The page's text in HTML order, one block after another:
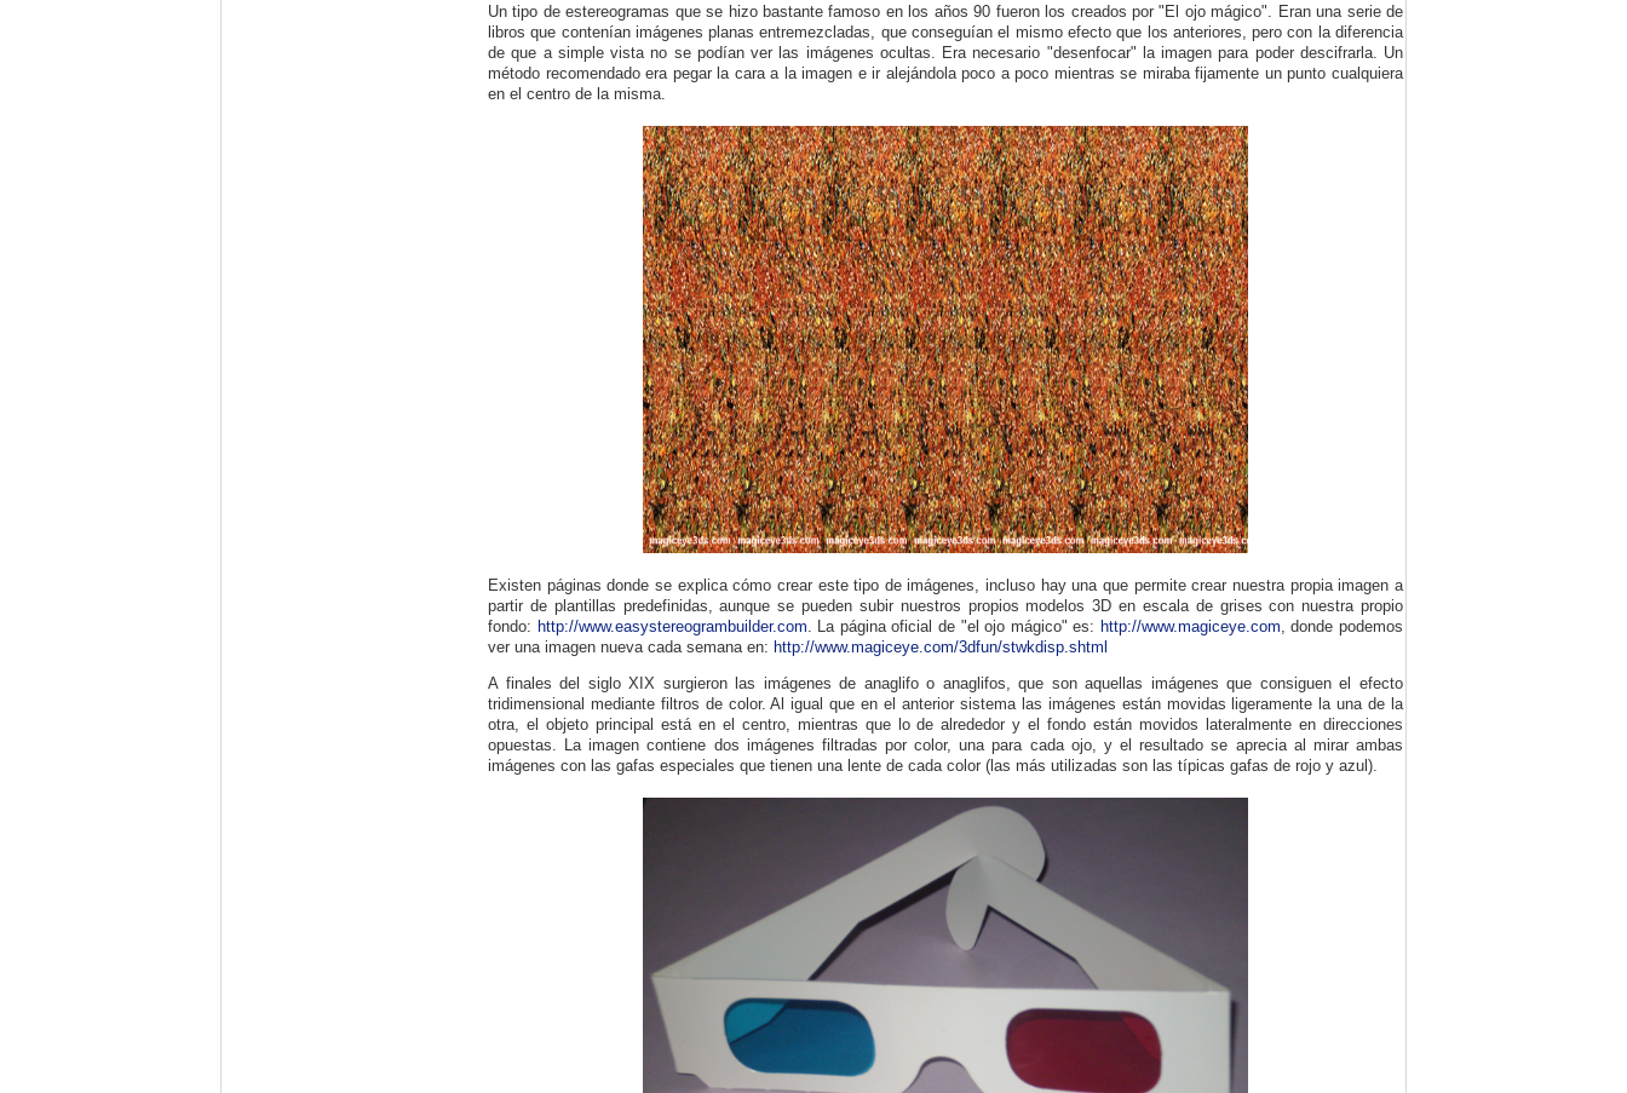
Un tipo de estereogramas que se hizo bastante famoso en los años 90 fueron los creados por "El ojo mágico". Eran una serie de
libros que contenían imágenes planas entremezcladas, que conseguían el mismo efecto que los anteriores, pero con la diferencia
de que a simple vista no se podían ver las imágenes ocultas. Era necesario "desenfocar" la imagen para poder descifrarla. Un
método recomendado era pegar la cara a la imagen e ir alejándola poco a poco mientras se miraba fijamente un punto cualquiera
en el centro de la misma.
Existen páginas donde se explica cómo crear este tipo de imágenes, incluso hay una que permite crear nuestra propia imagen a
partir de plantillas predefinidas, aunque se pueden subir nuestros propios modelos 3D en escala de grises con nuestra propio
fondo: http://www.easystereogrambuilder.com. La página oficial de "el ojo mágico" es: http://www.magiceye.com, donde podemos
ver una imagen nueva cada semana en: http://www.magiceye.com/3dfun/stwkdisp.shtml
A finales del siglo XIX surgieron las imágenes de anaglifo o anaglifos, que son aquellas imágenes que consiguen el efecto
tridimensional mediante filtros de color. Al igual que en el anterior sistema las imágenes están movidas ligeramente la una de la
otra, el objeto principal está en el centro, mientras que lo de alrededor y el fondo están movidos lateralmente en direcciones
opuestas. La imagen contiene dos imágenes filtradas por color, una para cada ojo, y el resultado se aprecia al mirar ambas
imágenes con las gafas especiales que tienen una lente de cada color (las más utilizadas son las típicas gafas de rojo y azul).